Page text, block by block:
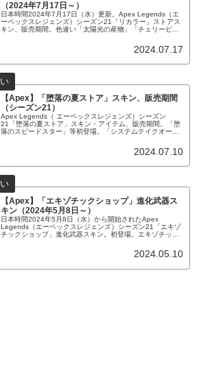
（2024年7月17日～）
日本時間2024年7月17日（水）更新。Apex Legends（エ
ーペックスレジェンズ）シーズン21「リカラー」ストアス
キン、販売期間。色違い「太陽光の産物」「チェリーピッ
2024.07.17
【Apex】「堕落の夏ストア」スキン、販売期間
（シーズン21）
Apex Legends（ エーペックスレジェンズ）シーズン
21「堕落の夏ストア」スキン・アイテム、販売期間。「堕
落のスピードスター」等初登場。「システムテイクオーバ
2024.07.10
【Apex】「エキゾチックショップ」進化武器ス
キン（2024年5月8日～）
日本時間2024年5月8日（水）から開始されたApex
Legends（エーペックスレジェンズ）シーズン21「エキゾ
チックショップ」進化武器スキン。初登場。エキゾチック
2024.05.10